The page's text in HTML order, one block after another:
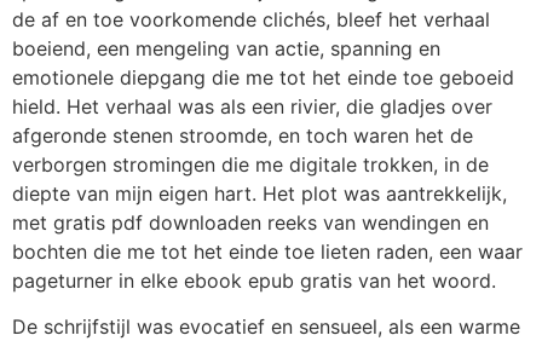
de af en toe voorkomende clichés, bleef het verhaal
boeiend, een mengeling van actie, spanning en
emotionele diepgang die me tot het einde toe geboeid
hield. Het verhaal was als een rivier, die gladjes over
afgeronde stenen stroomde, en toch waren het de
verborgen stromingen die me digitale trokken, in de
diepte van mijn eigen hart. Het plot was aantrekkelijk,
met gratis pdf downloaden reeks van wendingen en
bochten die me tot het einde toe lieten raden, een waar
pageturner in elke ebook epub gratis van het woord.
De schrijfstijl was evocatief en sensueel, als een warme